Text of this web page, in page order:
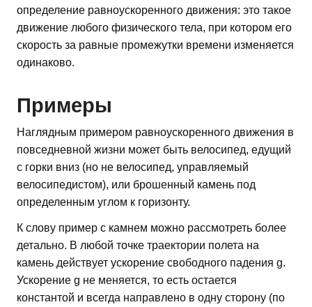
определение равноускоренного движения: это такое
движение любого физического тела, при котором его
скорость за равные промежутки времени изменяется
одинаково.
Примеры
Наглядным примером равноускоренного движения в
повседневной жизни может быть велосипед, едущий
с горки вниз (но не велосипед, управляемый
велосипедистом), или брошенный камень под
определенным углом к горизонту.
К слову пример с камнем можно рассмотреть более
детально. В любой точке траектории полета на
камень действует ускорение свободного падения g.
Ускорение g не меняется, то есть остается
константой и всегда направлено в одну сторону (по